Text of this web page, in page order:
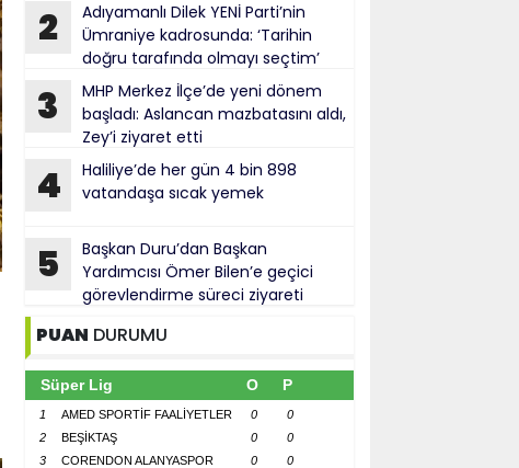
2
Adıyamanlı Dilek YENİ Parti’nin
Ümraniye kadrosunda: ‘Tarihin
doğru tarafında olmayı seçtim’
3
MHP Merkez İlçe’de yeni dönem
başladı: Aslancan mazbatasını aldı,
Zey’i ziyaret etti
4
Haliliye’de her gün 4 bin 898
vatandaşa sıcak yemek
5
Başkan Duru’dan Başkan
Yardımcısı Ömer Bilen’e geçici
görevlendirme süreci ziyareti
PUAN DURUMU
Süper Lig O P
1 AMED SPORTİF FAALİYETLER 0
0
2
BEŞİKTAŞ 0
0
3
CORENDON ALANYASPOR 0
0